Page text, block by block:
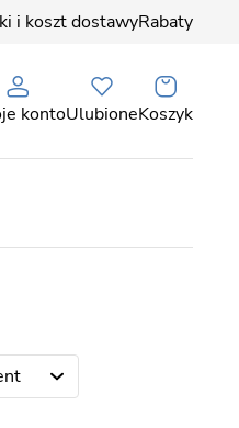
i koszt dostawyRabaty
kontoUlubioneKoszyk